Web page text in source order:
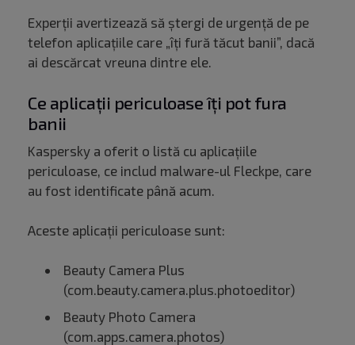
Experții avertizează să ștergi de urgență de pe
telefon aplicațiile care „îți fură tăcut banii”, dacă
ai descărcat vreuna dintre ele.
Ce aplicații periculoase îți pot fura
banii
Kaspersky a oferit o listă cu aplicațiile
periculoase, ce includ malware-ul Fleckpe, care
au fost identificate până acum.
Aceste aplicații periculoase sunt:
Beauty Camera Plus
(com.beauty.camera.plus.photoeditor)
Beauty Photo Camera
(com.apps.camera.photos)